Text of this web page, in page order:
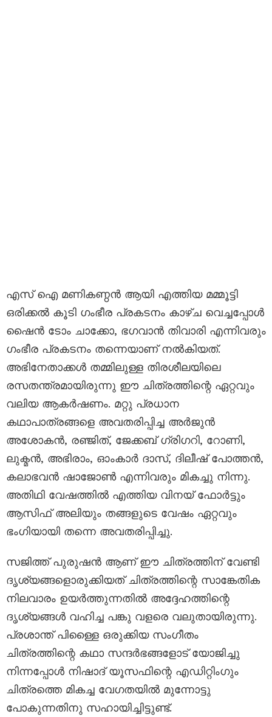
എസ് ഐ മണികണ്ഠൻ ആയി എത്തിയ മമ്മൂട്ടി
ഒരിക്കൽ കൂടി ഗംഭീര പ്രകടനം കാഴ്ച വെച്ചപ്പോൾ
ഷൈൻ ടോം ചാക്കോ, ഭഗവാൻ തിവാരി എന്നിവരും
ഗംഭീര പ്രകടനം തന്നെയാണ് നൽകിയത്.
അഭിനേതാക്കൾ തമ്മിലുള്ള തിരശീലയിലെ
രസതന്ത്രമായിരുന്നു ഈ ചിത്രത്തിന്റെ ഏറ്റവും
വലിയ ആകർഷണം. മറ്റു പ്രധാന
കഥാപാത്രങ്ങളെ അവതരിപ്പിച്ച അർജുൻ
അശോകൻ, രഞ്ജിത്, ജേക്കബ് ഗ്രിഗറി, റോണി,
ലുക്മൻ, അഭിരാം, ഓംകാർ ദാസ്, ദിലീഷ് പോത്തൻ,
കലാഭവൻ ഷാജോൺ എന്നിവരും മികച്ചു നിന്നു.
അതിഥി വേഷത്തിൽ എത്തിയ വിനയ് ഫോർട്ടും
ആസിഫ് അലിയും തങ്ങളുടെ വേഷം ഏറ്റവും
ഭംഗിയായി തന്നെ അവതരിപ്പിച്ചു.
സജിത്ത് പുരുഷൻ ആണ് ഈ ചിത്രത്തിന് വേണ്ടി
ദൃശ്യങ്ങളൊരുക്കിയത് ചിത്രത്തിന്റെ സാങ്കേതിക
നിലവാരം ഉയർത്തുന്നതിൽ അദ്ദേഹത്തിന്റെ
ദൃശ്യങ്ങൾ വഹിച്ച പങ്കു വളരെ വലുതായിരുന്നു.
പ്രശാന്ത് പിള്ളൈ ഒരുക്കിയ സംഗീതം
ചിത്രത്തിന്റെ കഥാ സന്ദർഭങ്ങളോട് യോജിച്ചു
നിന്നപ്പോൾ നിഷാദ് യൂസഫിന്റെ എഡിറ്റിംഗും
ചിത്രത്തെ മികച്ച വേഗതയിൽ മുന്നോട്ടു
പോകുന്നതിനു സഹായിച്ചിട്ടുണ്ട്.